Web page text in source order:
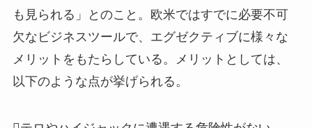
も見られる」とのこと。欧米ではすでに必要不可
欠なビジネスツールで、エグゼクティブに様々な
メリットをもたらしている。メリットとしては、
以下のような点が挙げられる。